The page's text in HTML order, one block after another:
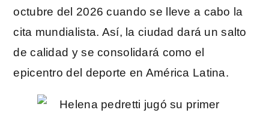
octubre del 2026 cuando se lleve a cabo la
cita mundialista. Así, la ciudad dará un salto
de calidad y se consolidará como el
epicentro del deporte en América Latina.